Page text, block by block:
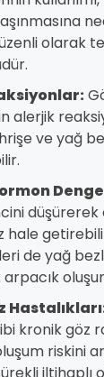
olarak
alerjik
ve yağ
düşürerek
hale
de yağ
kronik göz
riskini